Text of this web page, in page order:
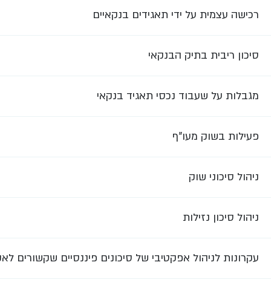
רכישה עצמית על ידי תאגידים בנקאיים
סיכון ריבית בתיק הבנקאי
מגבלות על שעבוד נכסי תאגיד בנקאי
פעילות בשוק מעו"ף
ניהול סיכוני שוק
ניהול סיכון נזילות
עקרונות לניהול אפקטיבי של סיכונים פיננסיים שקשורים